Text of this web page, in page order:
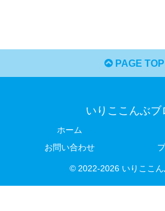
PAGE TOP
いりここんぶブ
ホーム
お問い合わせ
© 2022-2026 いりここん